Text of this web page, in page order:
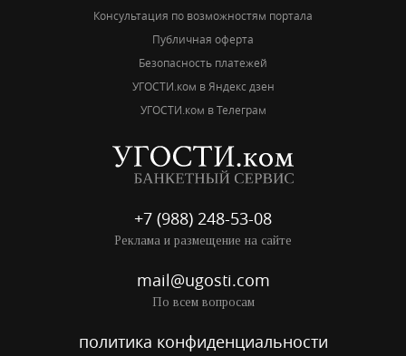
Консультация по возможностям портала
Публичная оферта
Безопасность платежей
УГОСТИ.ком в Яндекс дзен
УГОСТИ.ком в Телеграм
+7 (988) 248-53-08
Реклама и размещение на сайте
mail@ugosti.com
По всем вопросам
политика конфиденциальности